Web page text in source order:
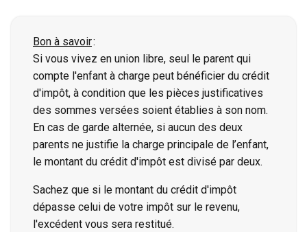
Bon à savoir:
Si vous vivez en union libre, seul le parent qui
compte l'enfant à charge peut bénéficier du crédit
d'impôt, à condition que les pièces justificatives
des sommes versées soient établies à son nom.
En cas de garde alternée, si aucun des deux
parents ne justifie la charge principale de l’enfant,
le montant du crédit d'impôt est divisé par deux.
Sachez que si le montant du crédit d'impôt
dépasse celui de votre impôt sur le revenu,
l'excédent vous sera restitué.